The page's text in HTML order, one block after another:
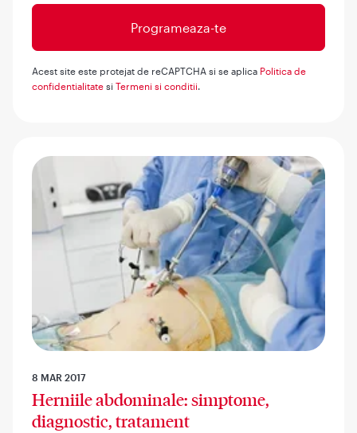
Acest site este protejat de reCAPTCHA si se aplica Politica de
confidentialitate si Termeni si conditii.
8 MAR 2017
Herniile abdominale: simptome,
diagnostic, tratament